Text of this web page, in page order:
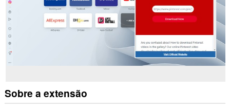
Sobre a extensão